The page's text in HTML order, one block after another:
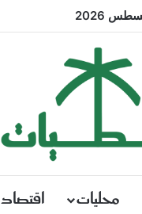
محليات اقتصاد